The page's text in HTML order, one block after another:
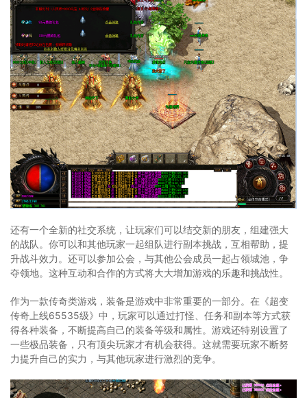
还有一个全新的社交系统，让玩家们可以结交新的朋友，组建强大
的战队。你可以和其他玩家一起组队进行副本挑战，互相帮助，提
升战斗效力。还可以参加公会，与其他公会成员一起占领城池，争
夺领地。这种互动和合作的方式将大大增加游戏的乐趣和挑战性。
作为一款传奇类游戏，装备是游戏中非常重要的一部分。在《超变
传奇上线65535级》中，玩家可以通过打怪、任务和副本等方式获
得各种装备，不断提高自己的装备等级和属性。游戏还特别设置了
一些极品装备，只有顶尖玩家才有机会获得。这就需要玩家不断努
力提升自己的实力，与其他玩家进行激烈的竞争。